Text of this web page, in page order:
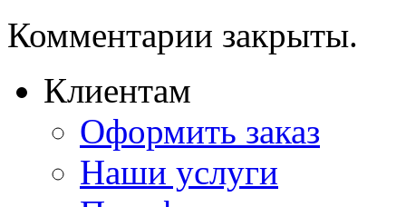
Комментарии закрыты.
Клиентам
Оформить заказ
Наши услуги